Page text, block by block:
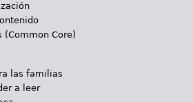
(Common Core)
las familias
a leer